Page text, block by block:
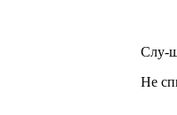
Слу-
Не